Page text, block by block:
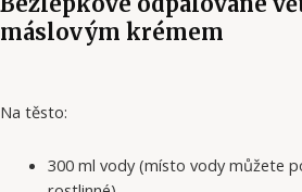
máslovým krémem
Na těsto:
300 ml vody (místo vody můžete